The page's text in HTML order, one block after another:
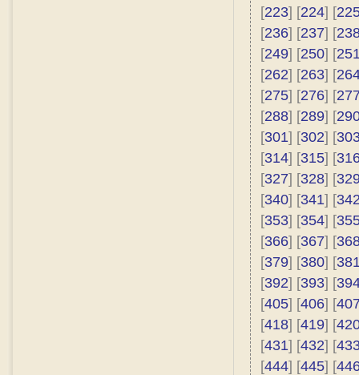
[223] [224] [
[236] [237] [
[249] [250] [
[262] [263] [
[275] [276] [
[288] [289] [
[301] [302] [
[314] [315] [
[327] [328] [
[340] [341] [
[353] [354] [
[366] [367] [
[379] [380] [
[392] [393] [
[405] [406] [
[418] [419] [
[431] [432] [
[444] [445] [